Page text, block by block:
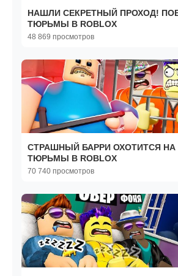
НАШЛИ СЕКРЕТНЫЙ ПРОХОД!
ТЮРЬМЫ В ROBLOX
48 869 просмотров
СТРАШНЫЙ БАРРИ ОХОТИТСЯ НА
ТЮРЬМЫ В ROBLOX
70 740 просмотров